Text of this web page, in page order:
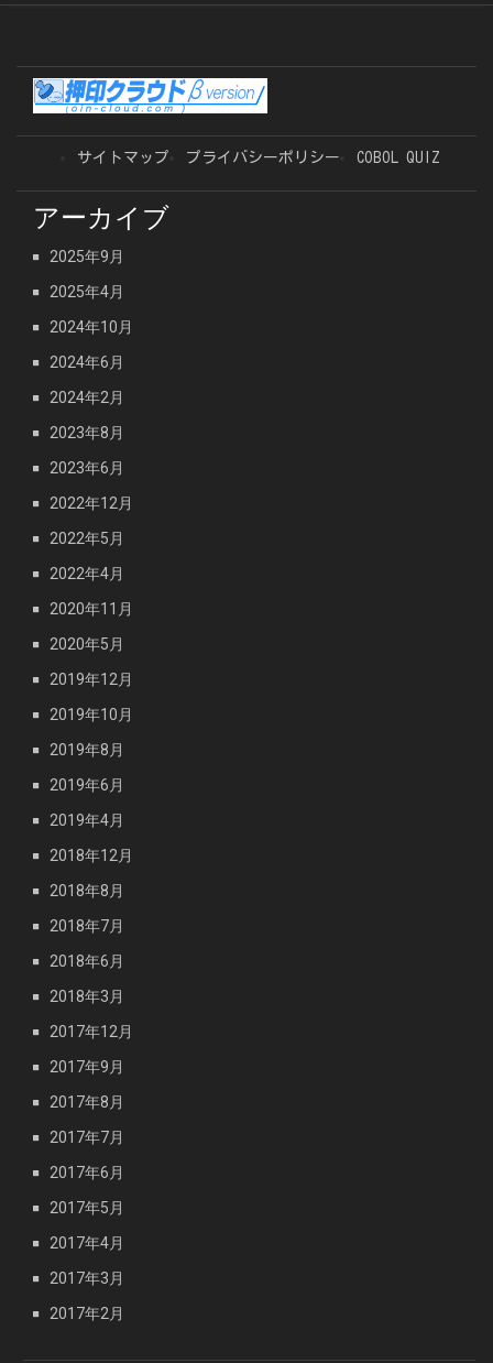
サイトマップ プライバシーポリシー COBOL QUIZ
アーカイブ
2025年9月
2025年4月
2024年10月
2024年6月
2024年2月
2023年8月
2023年6月
2022年12月
2022年5月
2022年4月
2020年11月
2020年5月
2019年12月
2019年10月
2019年8月
2019年6月
2019年4月
2018年12月
2018年8月
2018年7月
2018年6月
2018年3月
2017年12月
2017年9月
2017年8月
2017年7月
2017年6月
2017年5月
2017年4月
2017年3月
2017年2月